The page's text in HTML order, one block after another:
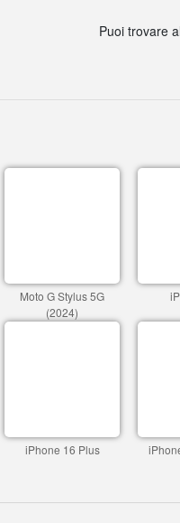
Puoi trovare
Moto G Stylus 5G
(2024)
iPhone 16 Plus